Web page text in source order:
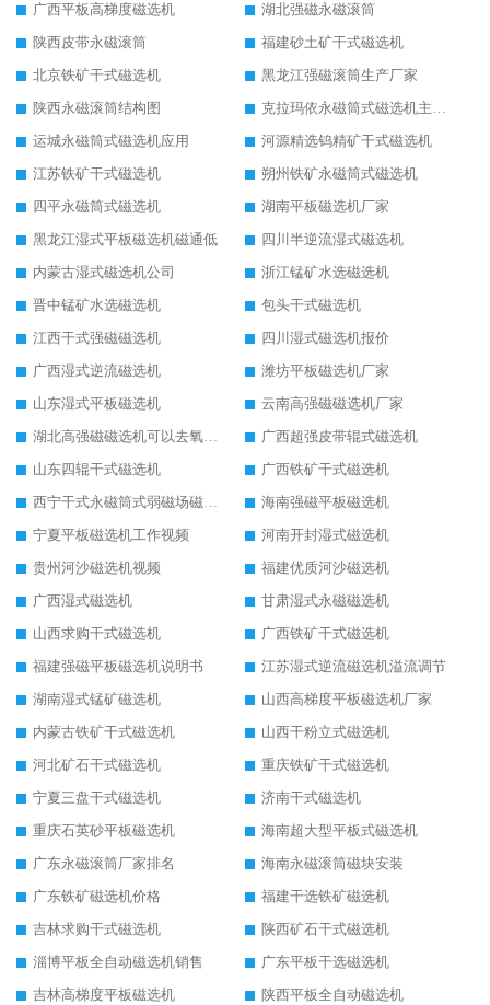
广西平板高梯度磁选机
湖北强磁永磁滚筒
陕西皮带永磁滚筒
福建砂土矿干式磁选机
北京铁矿干式磁选机
黑龙江强磁滚筒生产厂家
陕西永磁滚筒结构图
克拉玛依永磁筒式磁选机主要技术参数
运城永磁筒式磁选机应用
河源精选钨精矿干式磁选机
江苏铁矿干式磁选机
朔州铁矿永磁筒式磁选机
四平永磁筒式磁选机
湖南平板磁选机厂家
黑龙江湿式平板磁选机磁通低
四川半逆流湿式磁选机
内蒙古湿式磁选机公司
浙江锰矿水选磁选机
晋中锰矿水选磁选机
包头干式磁选机
江西干式强磁磁选机
四川湿式磁选机报价
广西湿式逆流磁选机
潍坊平板磁选机厂家
山东湿式平板磁选机
云南高强磁磁选机厂家
湖北高强磁磁选机可以去氧化铝
广西超强皮带辊式磁选机
山东四辊干式磁选机
广西铁矿干式磁选机
西宁干式永磁筒式弱磁场磁选机结构图
海南强磁平板磁选机
宁夏平板磁选机工作视频
河南开封湿式磁选机
贵州河沙磁选机视频
福建优质河沙磁选机
广西湿式磁选机
甘肃湿式永磁磁选机
山西求购干式磁选机
广西铁矿干式磁选机
福建强磁平板磁选机说明书
江苏湿式逆流磁选机溢流调节
湖南湿式锰矿磁选机
山西高梯度平板磁选机厂家
内蒙古铁矿干式磁选机
山西干粉立式磁选机
河北矿石干式磁选机
重庆铁矿干式磁选机
宁夏三盘干式磁选机
济南干式磁选机
重庆石英砂平板磁选机
海南超大型平板式磁选机
广东永磁滚筒厂家排名
海南永磁滚筒磁块安装
广东铁矿磁选机价格
福建干选铁矿磁选机
吉林求购干式磁选机
陕西矿石干式磁选机
淄博平板全自动磁选机销售
广东平板干选磁选机
吉林高梯度平板磁选机
陕西平板全自动磁选机